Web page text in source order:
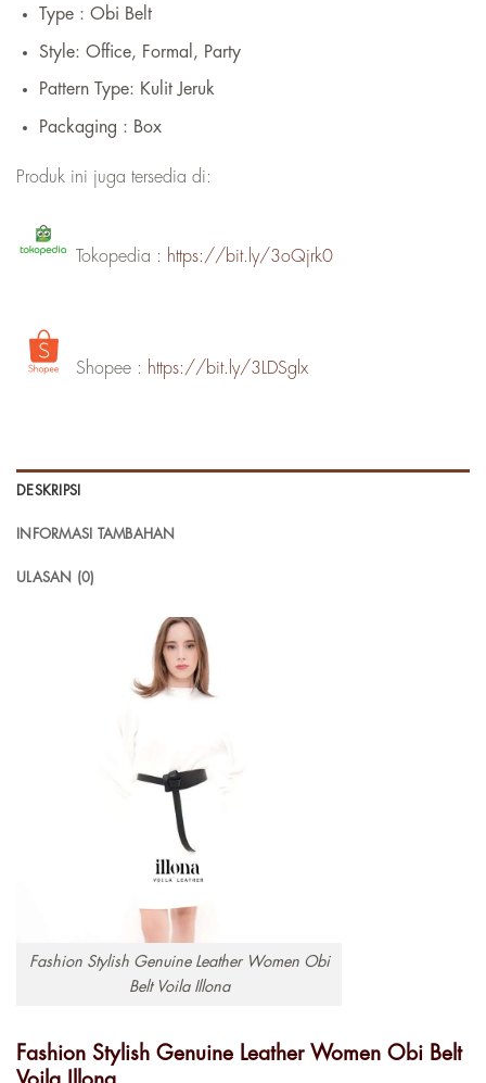
Type : Obi Belt
Style: Office, Formal, Party
Pattern Type: Kulit Jeruk
Packaging : Box
Produk ini juga tersedia di:
Tokopedia : https://bit.ly/3oQjrk0
Shopee : https://bit.ly/3LDSglx
DESKRIPSI
INFORMASI TAMBAHAN
ULASAN (0)
Fashion Stylish Genuine Leather Women Obi
Belt Voila Illona
Fashion Stylish Genuine Leather Women Obi Belt
Voila Illona